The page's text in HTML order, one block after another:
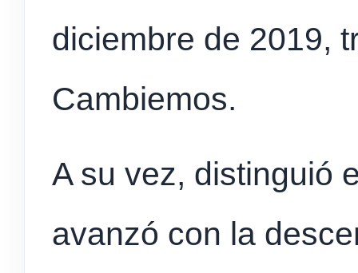
diciembre de 2019,
Cambiemos.
A su vez, distinguió
avanzó con la